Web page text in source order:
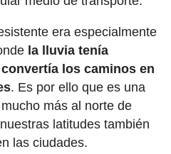
era especialmente
la lluvia tenía
los caminos en
. Es por ello que es una
más al norte de
latitudes también
las ciudades.